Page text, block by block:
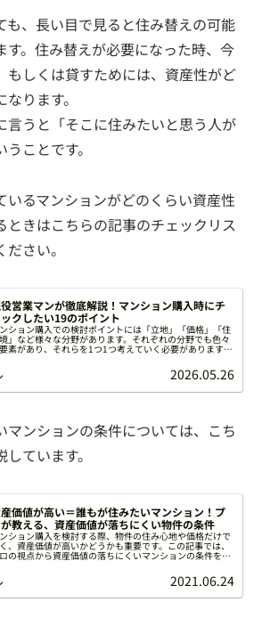
も、長い目で見ると住み替えの可能
す。住み替えが必要になった時、今
もしくは貸すためには、資産性がど
ります。
言うと「そこに住みたいと思う人が
ことです。
いるマンションがどのくらい資産性
ときはこちらの記事のチェックリス
さい。
営業マンが徹底解説！マンション購入時にチ
ックしたい19のポイント
ション購入での検討ポイントには「立地」「価格」「住
」など様々な分野があります。それぞれの分野でも色々
素があり、それらを1つ1つ考えていく必要があります。
の購入経験に基づいて、快適なマンション生活を実現する
検討ポイントをお伝えします。 2026.05.26
マンションの条件については、こち
ています。
価値が高い＝誰もが住みたいマンション！プ
教える、資産価値が落ちにくい物件の条件
ション購入を検討する際、物件の住み心地や価格だけで
、資産価値が高いかどうかも重要です。この記事では、
の視点から資産価値の落ちにくいマンションの条件を解
準についても筆者の経験を元に説明しています。2021.06.24